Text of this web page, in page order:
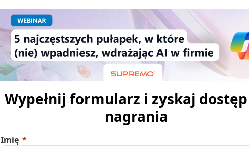
Wypełnij formularz i zyskaj
nagrania
Imię